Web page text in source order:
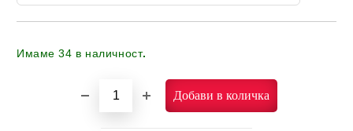
Имаме34 в наличност.